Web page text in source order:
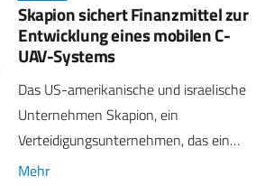
Skapion sichert Finanzmittel zur
Entwicklung eines mobilen C-
UAV-Systems
Das US-amerikanische und israelische
Unternehmen Skapion, ein
Verteidigungsunternehmen, das ein…
Mehr